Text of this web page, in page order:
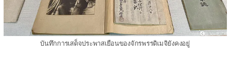
บันทึกการเสด็จประพาสเยือนของจักรพรรดิเมจิยังคงอยู่